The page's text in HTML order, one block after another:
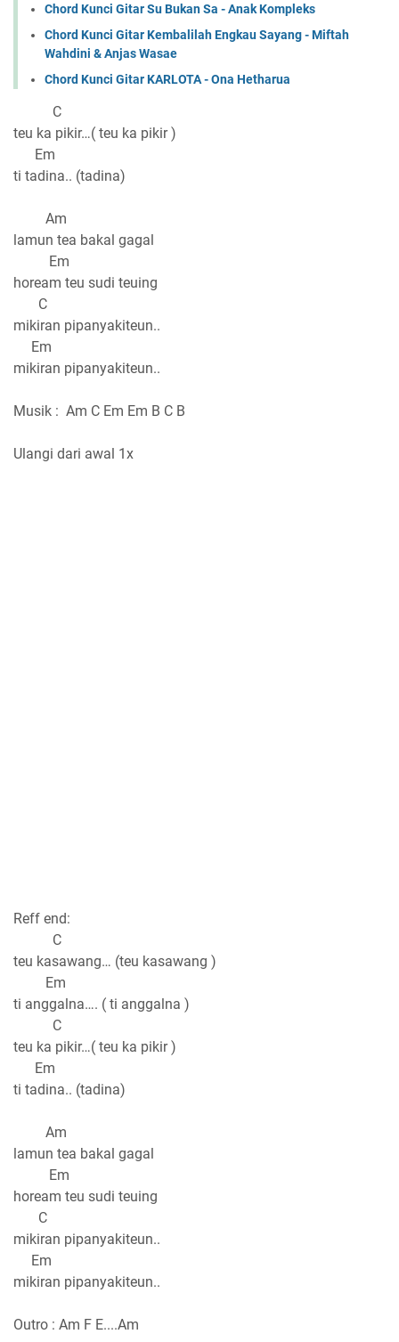
Chord Kunci Gitar Su Bukan Sa - Anak Kompleks
Chord Kunci Gitar Kembalilah Engkau Sayang - Miftah
Wahdini & Anjas Wasae
Chord Kunci Gitar KARLOTA - Ona Hetharua
C
teu ka pikir…( teu ka pikir )
Em
ti tadina.. (tadina)
Am
lamun tea bakal gagal
Em
hoream teu sudi teuing
C
mikiran pipanyakiteun..
Em
mikiran pipanyakiteun..
Musik : Am C Em Em B C B
Ulangi dari awal 1x
Reff end:
C
teu kasawang… (teu kasawang )
Em
ti anggalna…. ( ti anggalna )
C
teu ka pikir…( teu ka pikir )
Em
ti tadina.. (tadina)
Am
lamun tea bakal gagal
Em
hoream teu sudi teuing
C
mikiran pipanyakiteun..
Em
mikiran pipanyakiteun..
Outro : Am F E....Am